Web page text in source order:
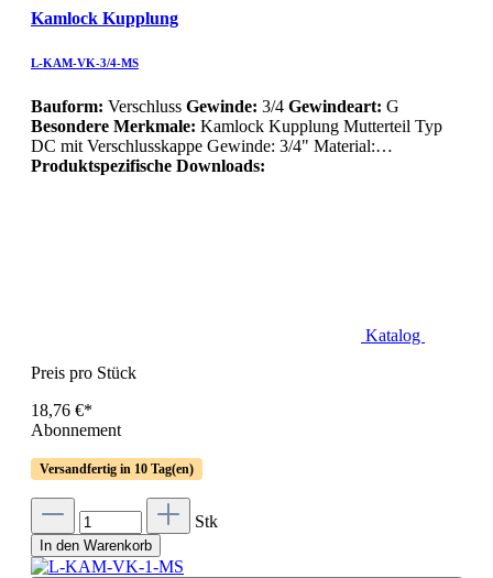
Kamlock Kupplung
L-KAM-VK-3/4-MS
Bauform: Verschluss Gewinde: 3/4 Gewindeart: G
Besondere Merkmale: Kamlock Kupplung Mutterteil Typ
DC mit Verschlusskappe Gewinde: 3/4" Material:…
Produktspezifische Downloads:
Katalog
Preis pro Stück
18,76 €*
Abonnement
Versandfertig in 10 Tag(en)
Stk
In den Warenkorb